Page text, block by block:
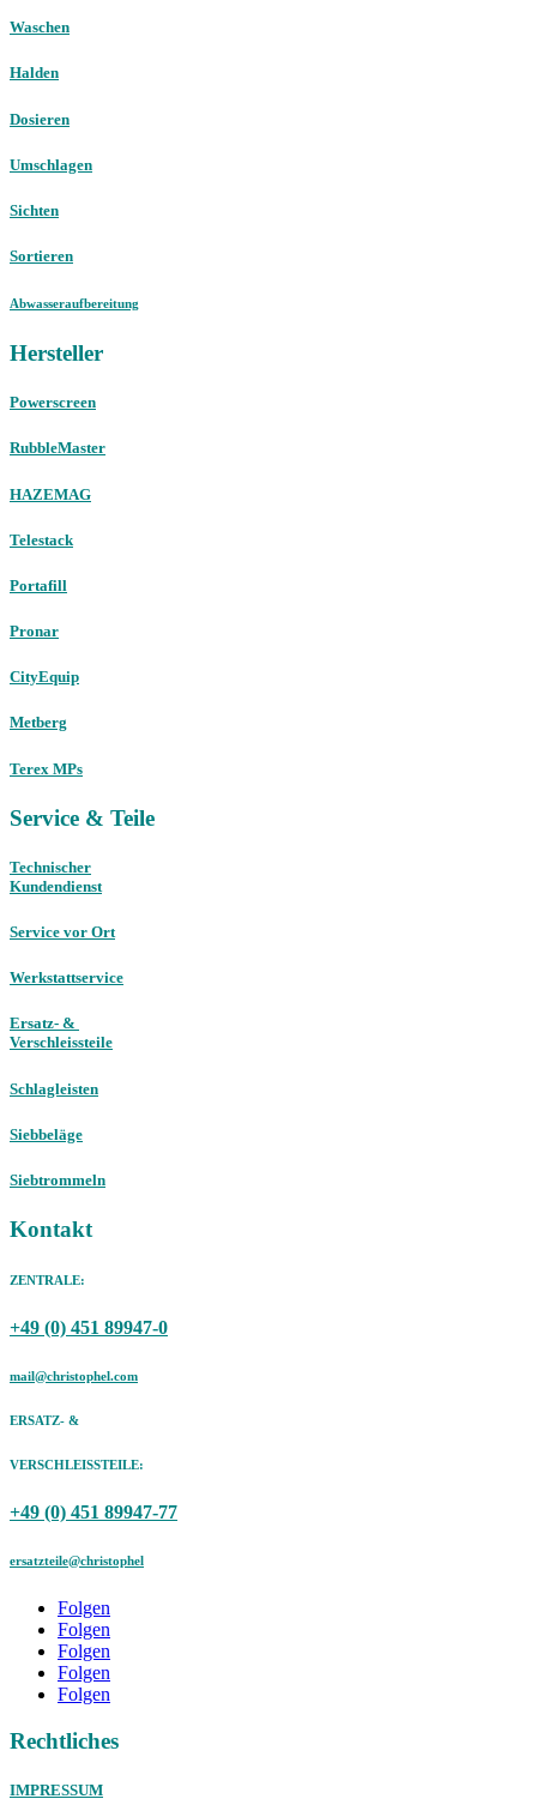
Waschen
Halden
Dosieren
Umschlagen
Sichten
Sortieren
Abwasseraufbereitung
Hersteller
Powerscreen
RubbleMaster
HAZEMAG
Telestack
Portafill
Pronar
CityEquip
Metberg
Terex MPs
Service & Teile
Technischer
Kundendienst
Service vor Ort
Werkstattservice
Ersatz- &
Verschleissteile
Schlagleisten
Siebbeläge
Siebtrommeln
Kontakt
ZENTRALE:
+49 (0) 451 89947-0
mail@christophel.com
ERSATZ- &
VERSCHLEISSTEILE:
+49 (0) 451 89947-77
ersatzteile@christophel
Folgen
Folgen
Folgen
Folgen
Folgen
Rechtliches
IMPRESSUM